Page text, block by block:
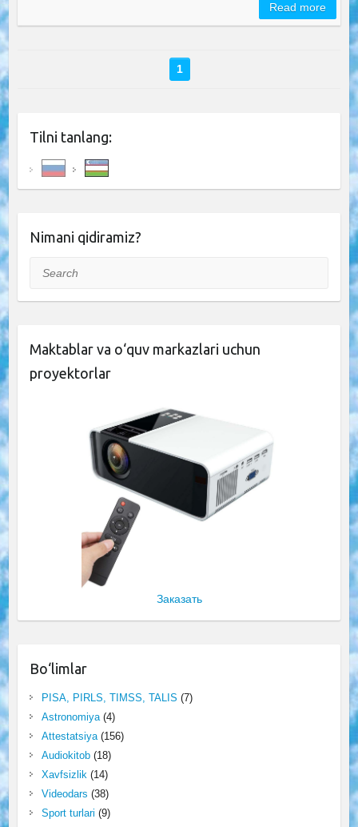
Read more
1
Tilni tanlang:
Nimani qidiramiz?
Search
Maktablar va o‘quv markazlari uchun
proyektorlar
Заказать
Bo‘limlar
PISA, PIRLS, TIMSS, TALIS (7)
Astronomiya(4)
Attestatsiya(156)
Audiokitob(18)
Xavfsizlik(14)
Videodars (38)
Sport turlari (9)